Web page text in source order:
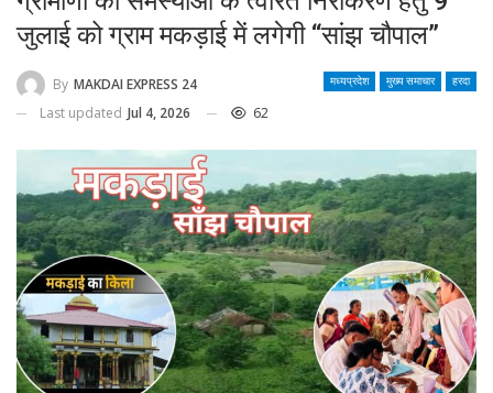
जुलाई को ग्राम मकड़ाई में लगेगी “सांझ चौपाल”
मध्यप्रदेश मुख्य समाचार हरदा
By MAKDAI EXPRESS 24
Last updated Jul 4, 2026 62